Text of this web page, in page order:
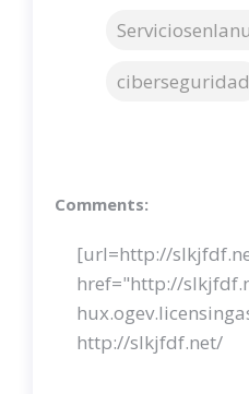
ciberseguridad
Comments:
[url=http://
href="http://
http://slkjfdf.net/